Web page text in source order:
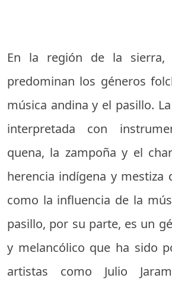
En la región de la
predominan los géneros
música andina y el pasillo.
interpretada con
quena, la zampoña y el
herencia indígena y mestiza
como la influencia de la
pasillo, por su parte, es un
y melancólico que ha sido
artistas como Julio